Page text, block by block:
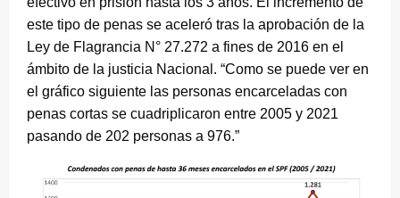
este tipo de penas se aceleró tras la aprobación de la
Ley de Flagrancia N° 27.272 a fines de 2016 en el
ámbito de la justicia Nacional. “Como se puede ver en
el gráfico siguiente las personas encarceladas con
penas cortas se cuadriplicaron entre 2005 y 2021
pasando de 202 personas a 976.”